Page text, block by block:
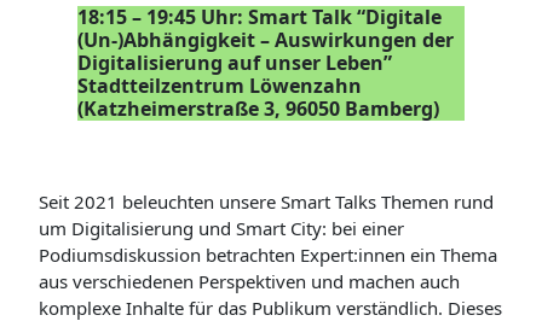
18:15 – 19:45 Uhr: Smart Talk “Digitale
(Un-)Abhängigkeit – Auswirkungen der
Digitalisierung auf unser Leben”
Stadtteilzentrum Löwenzahn
(Katzheimerstraße 3, 96050 Bamberg)
Seit 2021 beleuchten unsere Smart Talks Themen rund
um Digitalisierung und Smart City: bei einer
Podiumsdiskussion betrachten Expert:innen ein Thema
aus verschiedenen Perspektiven und machen auch
komplexe Inhalte für das Publikum verständlich. Dieses